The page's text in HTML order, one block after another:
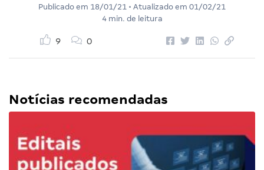
Publicado em 18/01/21 • Atualizado em 01/02/21
4 min. de leitura
9 0
Notícias recomendadas